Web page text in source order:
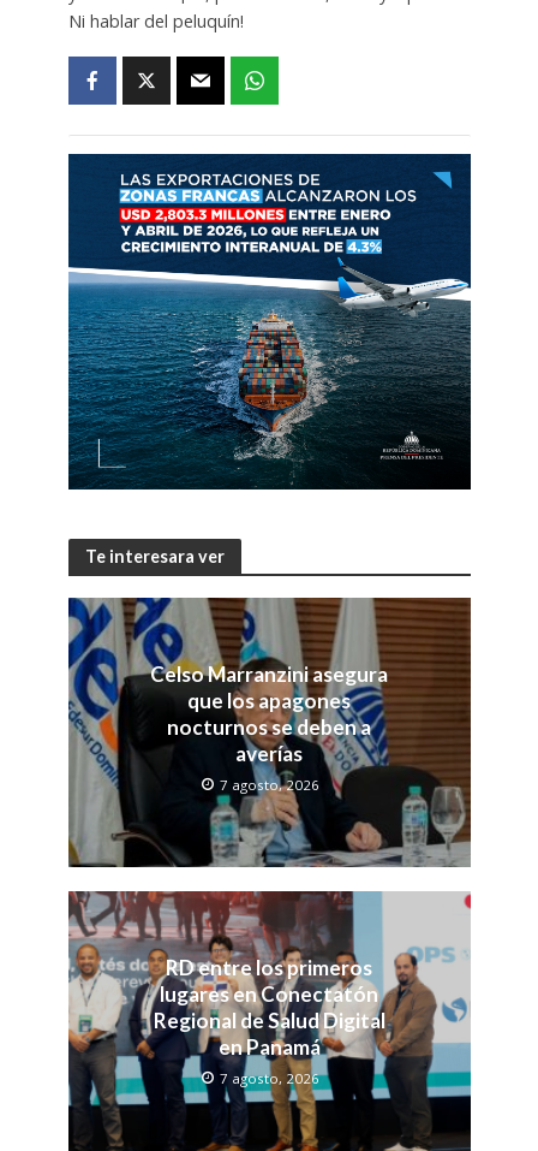
Ni hablar del peluquín!
Te interesara ver
Celso Marranzini asegura
que los apagones
nocturnos se deben a
averías
7 agosto, 2026
RD entre los primeros
lugares en Conectatón
Regional de Salud Digital
en Panamá
7 agosto, 2026